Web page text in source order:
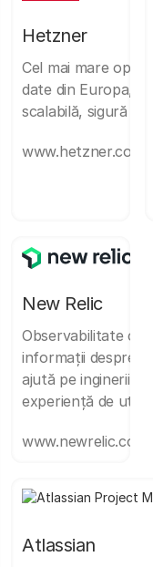
Hetzner
Cel mai mare
date din Europa,
scalabilă, sigură și
www.hetzner.com
New Relic
Observabilitate
informații despre
ajută pe inginerii
experiență de
www.newrelic.com
Atlassian